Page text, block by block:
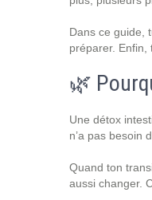
Dans ce guide,
préparer. Enfin,
🌿
Une détox
n’a pas besoin
Quand ton
aussi changer.